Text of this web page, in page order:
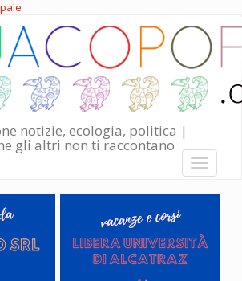
notizie, ecologia, politica |
gli altri non ti raccontano
Toggle